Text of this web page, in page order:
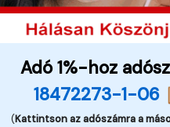
Adó 1%-hoz
18472273-1-06
(Kattintson az adószámra a